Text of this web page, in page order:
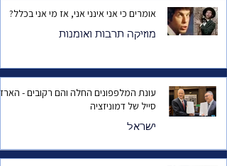
אומרים כי אני אינני אני, אז מי אני בכלל?
מוזיקה תרבות ואומנות
עונת המלפפונים החלה והם רקובים -
סייל של דמוניזציה
ישראל